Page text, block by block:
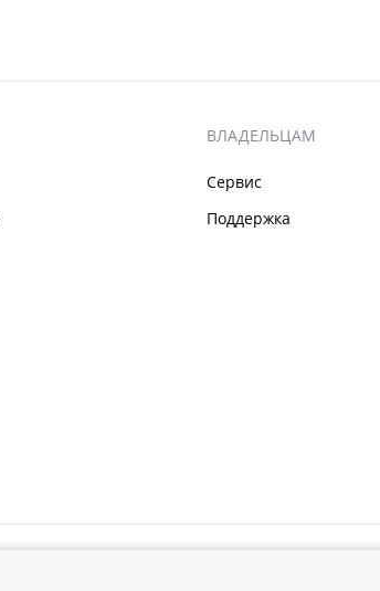
ВЛАДЕЛЬЦАМ
Сервис
Поддержка